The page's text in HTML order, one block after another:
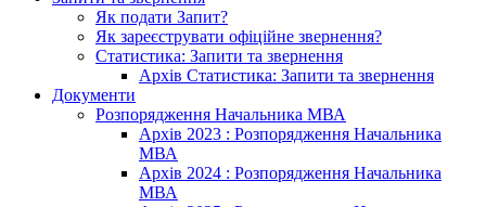
Як подати Запит?
Як зареєструвати офіційне звернення?
Статистика: Запити та звернення
Архів Статистика: Запити та звернення
Документи
Розпорядження Начальника МВА
Архів 2023 : Розпорядження Начальника
МВА
Архів 2024 : Розпорядження Начальника
МВА